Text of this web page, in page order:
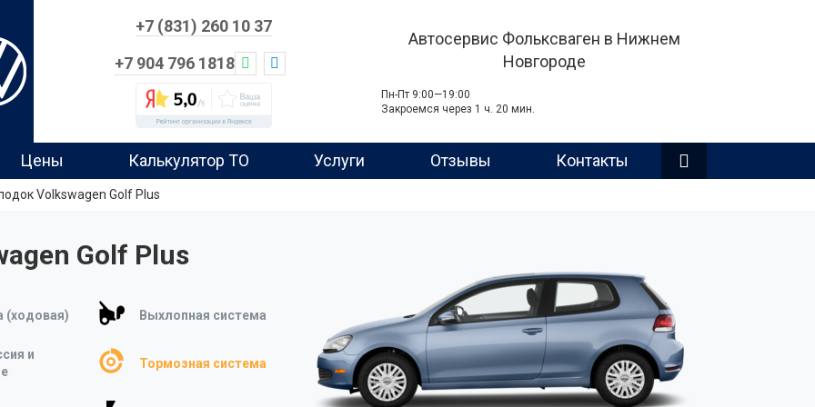
+7 (831) 260 10 37
+7 904 796 1818
Автосервис Фольксваген в Нижнем
Новгороде
Пн-Пт 9:00—19:00
Закроемся через 1 ч. 20 мин.
Цены Калькулятор ТО Услуги Отзывы Контакты
Volkswagen Golf Plus
Golf Plus
(ходовая) Выхлопная система
и
Тормозная система